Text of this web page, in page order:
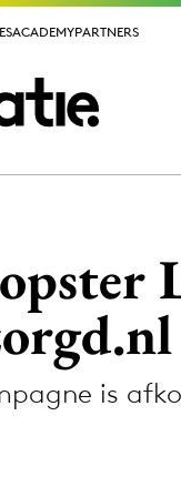
ACADEMYPARTNERS
ACADEMYPARTNERS
is